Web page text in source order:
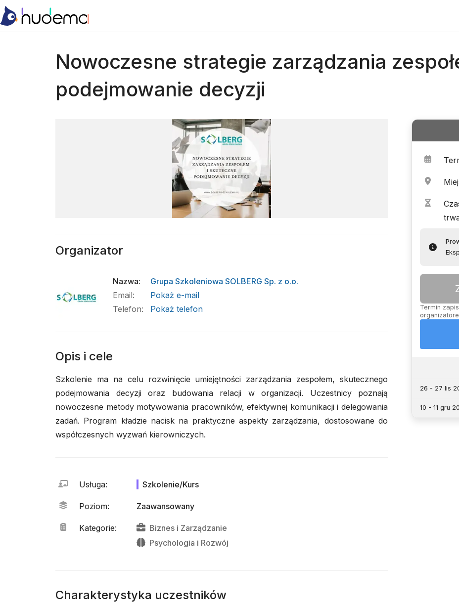
Nowoczesne strategie zarządzania
podejmowanie decyzji
Termin
26 - 27 lis
10 - 11 gru
Organizator
Nazwa:
Grupa Szkoleniowa SOLBERG Sp. z o.o.
Email:
Pokaż e-mail
Telefon: Pokaż telefon
Opis i cele
Szkolenie ma na celu rozwinięcie umiejętności zarządzania zespołem, skutecznego
podejmowania decyzji oraz budowania relacji w organizacji. Uczestnicy poznają
nowoczesne metody motywowania pracowników, efektywnej komunikacji i delegowania
zadań. Program kładzie nacisk na praktyczne aspekty zarządzania, dostosowane do
współczesnych wyzwań kierowniczych.
Usługa: Szkolenie/Kurs
Poziom: Zaawansowany
Kategorie: Biznes i Zarządzanie
Psychologia i Rozwój
Charakterystyka uczestników